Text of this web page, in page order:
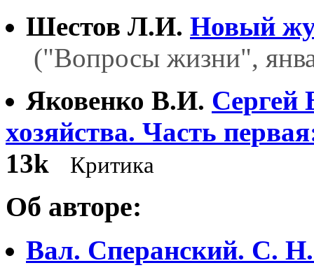
Шестов Л.И. Новый
("Вопросы жизни",
Яковенко В.И. Сергей
хозяйства. Часть
13k
Критика
Об авторе:
Вал. Сперанский. С.